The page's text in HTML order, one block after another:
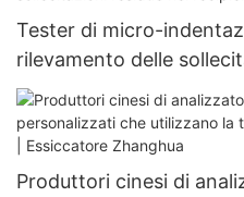
Tester di micro-
rilevamento delle
recipienti a pressione
Produttori cinesi di